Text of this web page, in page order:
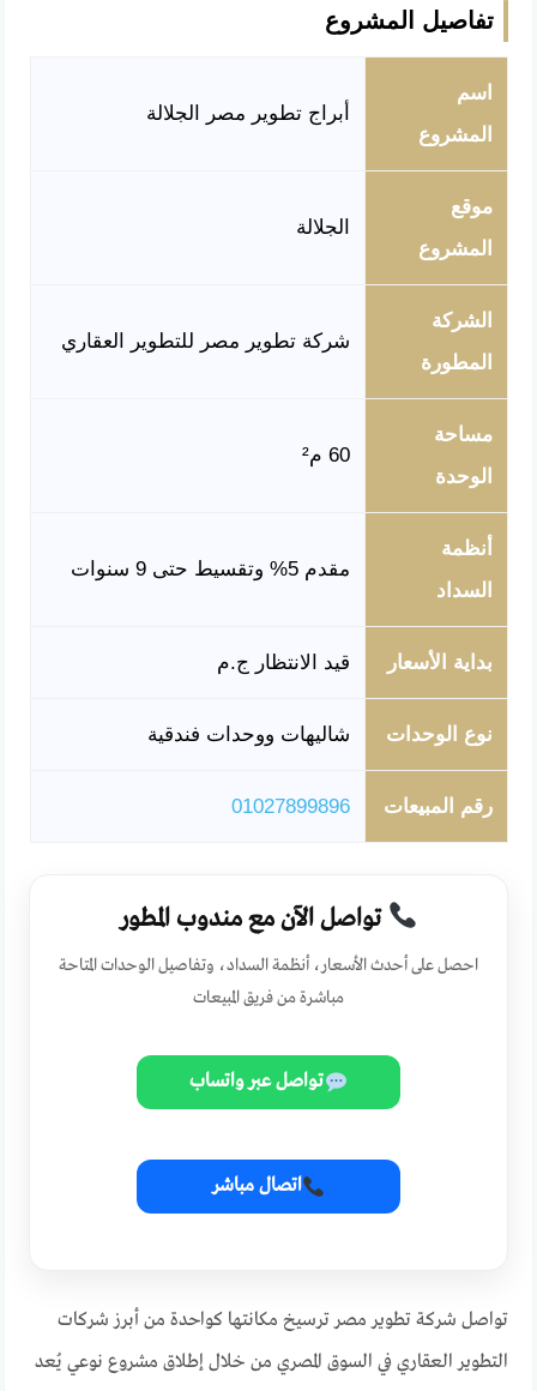
تفاصيل المشروع
اسم
المشروع
أبراج تطوير مصر الجلالة
موقع
المشروع
الجلالة
الشركة
المطورة
شركة تطوير مصر للتطوير العقاري
مساحة
الوحدة
60 م²
أنظمة
السداد
مقدم 5% وتقسيط حتى 9 سنوات
بداية الأسعار قيد الانتظار ج.م
نوع الوحدات شاليهات ووحدات فندقية
رقم المبيعات 01027899896
تواصل الآن مع مندوب المطور
احصل على أحدث الأسعار، أنظمة السداد، وتفاصيل الوحدات المتاحة
مباشرة من فريق المبيعات
تواصل عبر واتساب
اتصال مباشر
تواصل شركة تطوير مصر ترسيخ مكانتها كواحدة من أبرز شركات
التطوير العقاري في السوق المصري من خلال إطلاق مشروع نوعي يُعد